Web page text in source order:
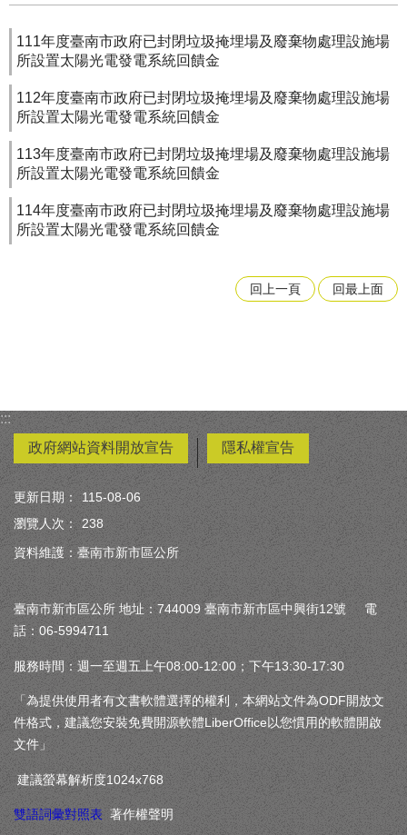
111年度臺南市政府已封閉垃圾掩埋場及廢棄物處理設施場
所設置太陽光電發電系統回饋金
112年度臺南市政府已封閉垃圾掩埋場及廢棄物處理設施場
所設置太陽光電發電系統回饋金
113年度臺南市政府已封閉垃圾掩埋場及廢棄物處理設施場
所設置太陽光電發電系統回饋金
114年度臺南市政府已封閉垃圾掩埋場及廢棄物處理設施場
所設置太陽光電發電系統回饋金
回上一頁 回最上面
:::
政府網站資料開放宣告
隱私權宣告
更新日期：
115-08-06
瀏覽人次：
238
資料維護：臺南市新市區公所
臺南市新市區公所 地址：744009 臺南市新市區中興街12號 電
話：06-5994711
服務時間：週一至週五上午08:00-12:00；下午13:30-17:30
「為提供使用者有文書軟體選擇的權利，本網站文件為ODF開放文
件格式，建議您安裝免費開源軟體LiberOffice以您慣用的軟體開啟
文件」
建議螢幕解析度1024x768
雙語詞彙對照表 著作權聲明